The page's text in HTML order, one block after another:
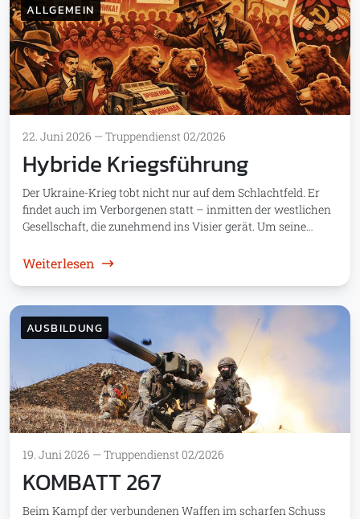
ALLGEMEIN
22. Juni 2026 — Truppendienst 02/2026
Hybride Kriegsführung
Der Ukraine-Krieg tobt nicht nur auf dem Schlachtfeld. Er
findet auch im Verborgenen statt – inmitten der westlichen
Gesellschaft, die zunehmend ins Visier gerät. Um seine…
Weiterlesen : Hybride Kriegsführung
AUSBILDUNG
19. Juni 2026 — Truppendienst 02/2026
KOMBATT 267
Beim Kampf der verbundenen Waffen im scharfen Schuss